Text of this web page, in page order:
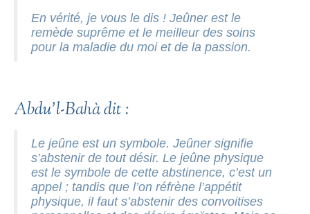
En vérité, je vous le dis ! Jeûner est le
remède suprême et le meilleur des soins
pour la maladie du moi et de la passion.
Abdu’l-Bahà dit :
Le jeûne est un symbole. Jeûner signifie
s’abstenir de tout désir. Le jeûne physique
est le symbole de cette abstinence, c’est un
appel ; tandis que l’on réfrène l’appétit
physique, il faut s’abstenir des convoitises